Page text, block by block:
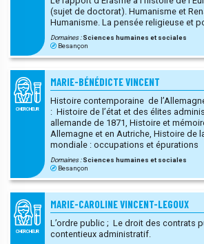
(sujet de doctorat). Humanisme et Renaissance. Réforme et
Humanisme. La pensée religieuse et politique des
humanistes dits « évangéliques » dans
première moitié du XVIe siècle (ca.
la circulation des idées dans les
pensée érasmienne.
Domaines :Sciences humaines et sociales
Besançon
CHERCHEUR
MARIE-BÉNÉDICTE VINCENT
Histoire contemporaine de
: Histoire de l’état et des élites administratives depuis l’unité
allemande de 1871, Histoire et mémoire du nazisme en
Allemagne et en Autriche, Histoire de la Seconde Guerre
mondiale : occupations et épurations
Domaines :Sciences humaines et sociales
Besançon
CHERCHEUR
MARIE-CAROLINE VINCENT-LEGOUX
L’ordre public ; Le droit des contrats publics ; Le
contentieux administratif.